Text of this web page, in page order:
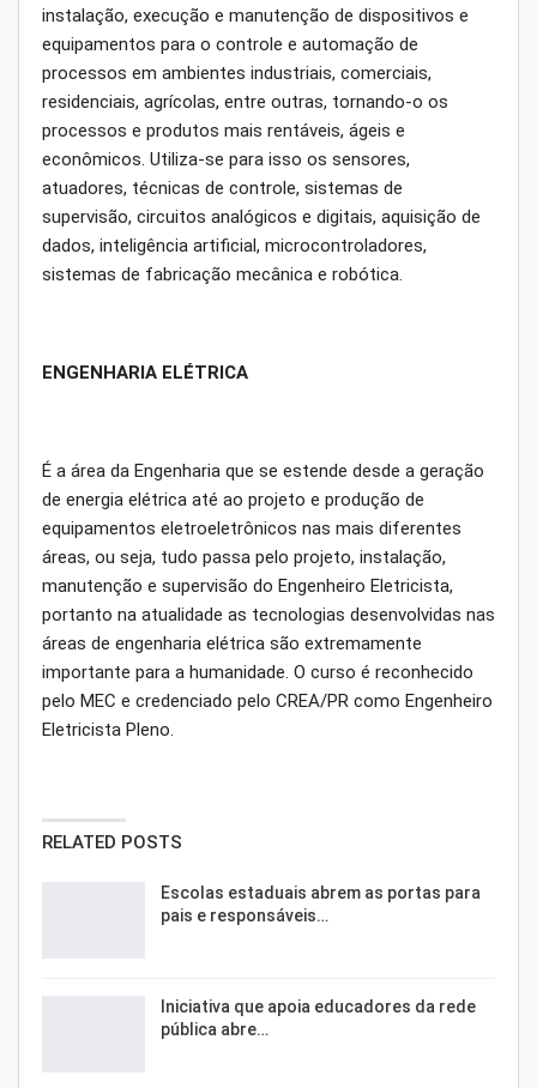
instalação, execução e manutenção de dispositivos e
equipamentos para o controle e automação de
processos em ambientes industriais, comerciais,
residenciais, agrícolas, entre outras, tornando-o os
processos e produtos mais rentáveis, ágeis e
econômicos. Utiliza-se para isso os sensores,
atuadores, técnicas de controle, sistemas de
supervisão, circuitos analógicos e digitais, aquisição de
dados, inteligência artificial, microcontroladores,
sistemas de fabricação mecânica e robótica.
ENGENHARIA ELÉTRICA
É a área da Engenharia que se estende desde a geração
de energia elétrica até ao projeto e produção de
equipamentos eletroeletrônicos nas mais diferentes
áreas, ou seja, tudo passa pelo projeto, instalação,
manutenção e supervisão do Engenheiro Eletricista,
portanto na atualidade as tecnologias desenvolvidas nas
áreas de engenharia elétrica são extremamente
importante para a humanidade. O curso é reconhecido
pelo MEC e credenciado pelo CREA/PR como Engenheiro
Eletricista Pleno.
RELATED POSTS
Escolas estaduais abrem as portas para
pais e responsáveis…
Iniciativa que apoia educadores da rede
pública abre…